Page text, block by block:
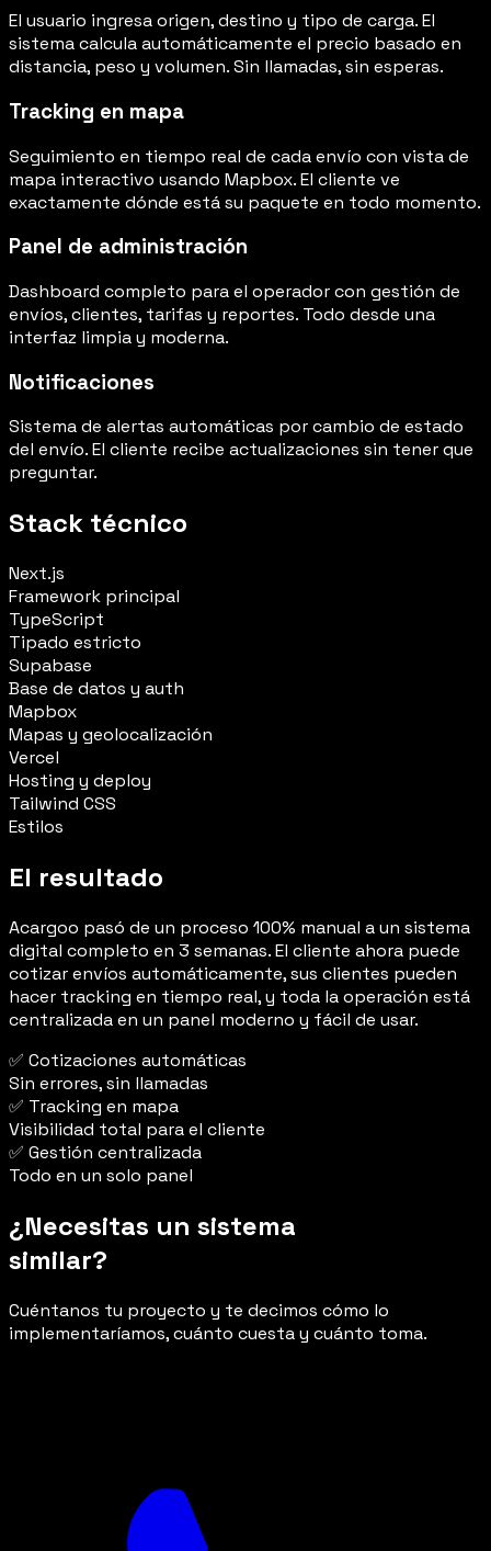
El usuario ingresa origen, destino y tipo de carga. El
sistema calcula automáticamente el precio basado en
distancia, peso y volumen. Sin llamadas, sin esperas.
Tracking en mapa
Seguimiento en tiempo real de cada envío con vista de
mapa interactivo usando Mapbox. El cliente ve
exactamente dónde está su paquete en todo momento.
Panel de administración
Dashboard completo para el operador con gestión de
envíos, clientes, tarifas y reportes. Todo desde una
interfaz limpia y moderna.
Notificaciones
Sistema de alertas automáticas por cambio de estado
del envío. El cliente recibe actualizaciones sin tener que
preguntar.
Stack técnico
Next.js
Framework principal
TypeScript
Tipado estricto
Supabase
Base de datos y auth
Mapbox
Mapas y geolocalización
Vercel
Hosting y deploy
Tailwind CSS
Estilos
El resultado
Acargoo pasó de un proceso 100% manual a un sistema
digital completo en 3 semanas. El cliente ahora puede
cotizar envíos automáticamente, sus clientes pueden
hacer tracking en tiempo real, y toda la operación está
centralizada en un panel moderno y fácil de usar.
✅ Cotizaciones automáticas
Sin errores, sin llamadas
✅ Tracking en mapa
Visibilidad total para el cliente
✅ Gestión centralizada
Todo en un solo panel
¿Necesitas un sistema
similar?
Cuéntanos tu proyecto y te decimos cómo lo
implementaríamos, cuánto cuesta y cuánto toma.